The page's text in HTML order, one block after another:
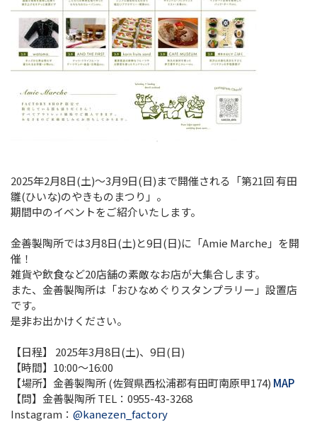
2025年2月8日(土)～3月9日(日)まで開催される「第21回 有田
雛(ひいな)のやきものまつり」。
期間中のイベントをご紹介いたします。
金善製陶所では3月8日(土)と9日(日)に「Amie Marche」を開
催！
雑貨や飲食など20店舗の素敵なお店が大集合します。
また、金善製陶所は「おひなめぐりスタンプラリー」設置店
です。
是非お出かけください。
【日程】 2025年3月8日(土)、9日(日)
【時間】10:00～16:00
【場所】金善製陶所 (佐賀県西松浦郡有田町南原甲174) MAP
【問】金善製陶所 TEL：0955-43-3268
Instagram： @kanezen_factory